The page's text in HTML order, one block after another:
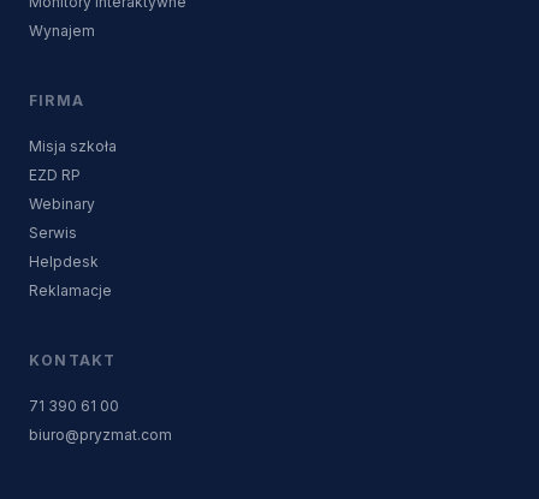
Wynajem
FIRMA
Misja szkoła
EZD RP
Webinary
Serwis
Helpdesk
Reklamacje
KONTAKT
71 390 61 00
biuro@pryzmat.com